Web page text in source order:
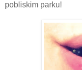
pobliskim parku!